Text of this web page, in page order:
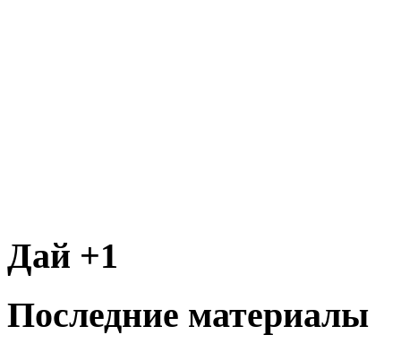
Дай +1
Последние материалы